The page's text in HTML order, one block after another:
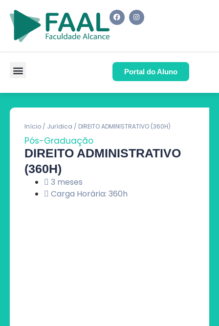
Portal do Aluno
Início / Jurídica / DIREITO ADMINISTRATIVO (360H)
Pós-Graduação
DIREITO ADMINISTRATIVO
(360H)
3 meses
Carga Horária: 360h